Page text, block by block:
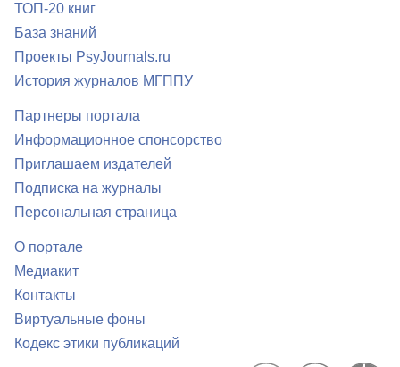
ТОП-20 книг
База знаний
Проекты PsyJournals.ru
История журналов МГППУ
Партнеры портала
Информационное спонсорство
Приглашаем издателей
Подписка на журналы
Персональная страница
О портале
Медиакит
Контакты
Виртуальные фоны
Кодекс этики публикаций